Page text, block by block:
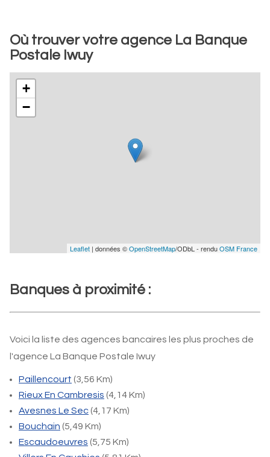
Où trouver votre agence La Banque
Postale Iwuy
+
−
Leaflet | données ©OpenStreetMap/ODbL - renduOSM France
Banques à proximité :
Voici la liste des agences bancaires les plus proches de
l'agence La Banque Postale Iwuy
Paillencourt (3,56 Km)
Rieux En Cambresis (4,14 Km)
Avesnes Le Sec(4,17 Km)
Bouchain (5,49 Km)
Escaudoeuvres (5,75 Km)